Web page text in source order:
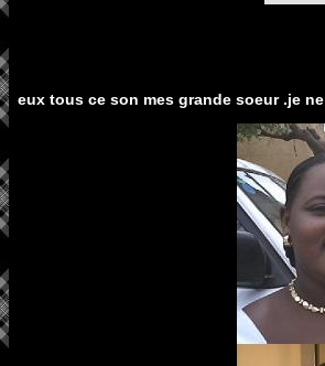
eux tous ce son mes grande soeur .je